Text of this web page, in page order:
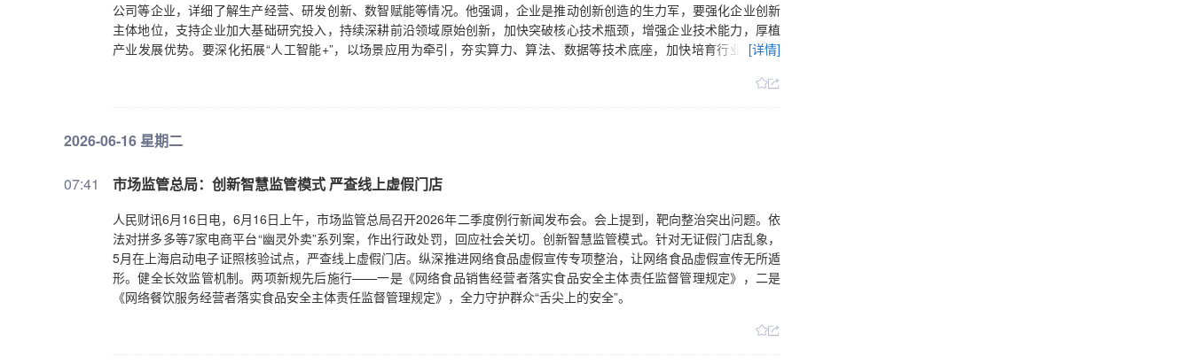
公司等企业，详细了解生产经营、研发创新、数智赋能等情况。他强调，企业是推动创新创造的生力军，要强化企业创新
主体地位，支持企业加大基础研究投入，持续深耕前沿领域原始创新，加快突破核心技术瓶颈，增强企业技术能力，厚植
产业发展优势。要深化拓展“人工智能+”，以场景应用为牵引，夯实算力、算法、数据等技术底座，加快培育行业垂直模
提升引领，加快推进技术改造和老旧低效设备工艺淘汰，促进产业智能化、绿色化、融合化，巩固提升传统产业竞争力。
立品牌培育管理体系，通过技术、产品和服务创新打造精品名品，提高品牌设计、市场推广、品牌维护等能力，要依法严
展、创造就业、国际竞争等方面作用，激发平台内经营主体和劳动者内生动力，增加产品和服务高质量供给。（新华社）
[详情]
2026-06-16 星期二
07:41 市场监管总局：创新智慧监管模式 严查线上虚假门店
人民财讯6月16日电，6月16日上午，市场监管总局召开2026年二季度例行新闻发布会。会上提到，靶向整治突出问题。依
法对拼多多等7家电商平台“幽灵外卖”系列案，作出行政处罚，回应社会关切。创新智慧监管模式。针对无证假门店乱象，
5月在上海启动电子证照核验试点，严查线上虚假门店。纵深推进网络食品虚假宣传专项整治，让网络食品虚假宣传无所遁
形。健全长效监管机制。两项新规先后施行——一是《网络食品销售经营者落实食品安全主体责任监督管理规定》，二是
《网络餐饮服务经营者落实食品安全主体责任监督管理规定》，全力守护群众“舌尖上的安全”。